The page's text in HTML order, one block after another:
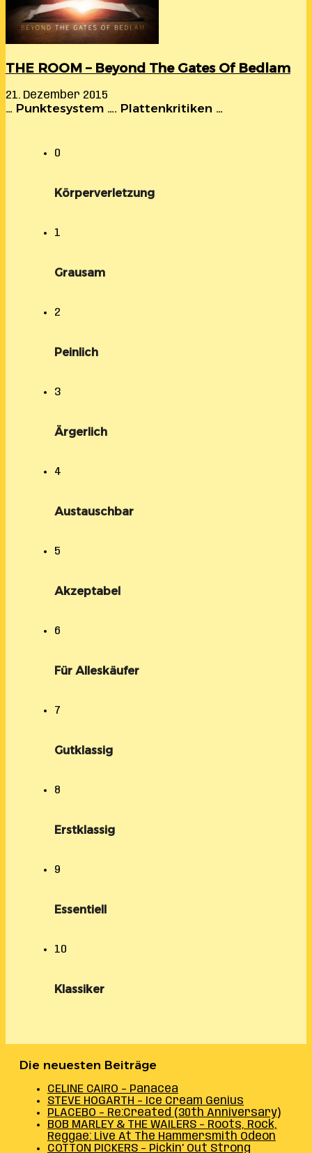
THE ROOM – Beyond The Gates Of Bedlam
21. Dezember 2015
… Punktesystem …. Plattenkritiken …
0
Körperverletzung
1
Grausam
2
Peinlich
3
Ärgerlich
4
Austauschbar
5
Akzeptabel
6
Für Alleskäufer
7
Gutklassig
8
Erstklassig
9
Essentiell
10
Klassiker
Die neuesten Beiträge
CELINE CAIRO – Panacea
STEVE HOGARTH – Ice Cream Genius
PLACEBO – Re:Created (30th Anniversary)
BOB MARLEY & THE WAILERS – Roots, Rock,
Reggae: Live At The Hammersmith Odeon
COTTON PICKERS – Pickin’ Out Strong